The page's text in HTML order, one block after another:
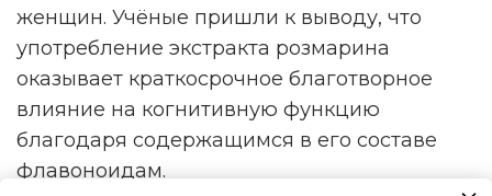
женщин. Учёные пришли к выводу, что
употребление экстракта розмарина
оказывает краткосрочное благотворное
влияние на когнитивную функцию
благодаря содержащимся в его составе
флавоноидам.